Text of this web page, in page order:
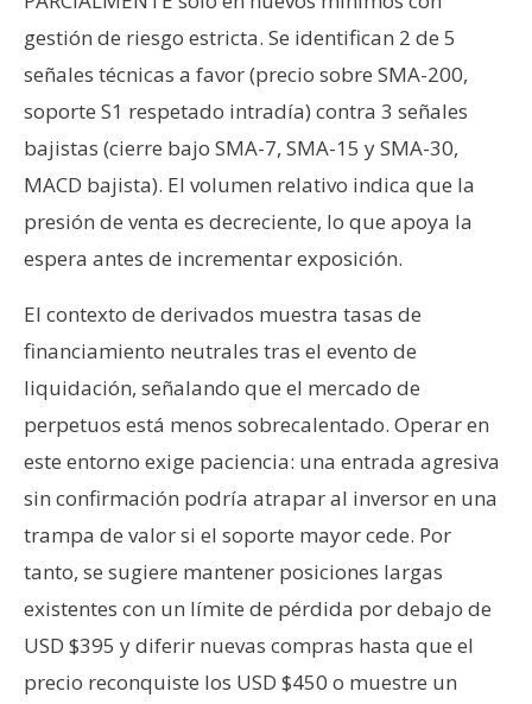
gestión de riesgo estricta. Se identifican 2 de 5
señales técnicas a favor (precio sobre SMA-200,
soporte S1 respetado intradía) contra 3 señales
bajistas (cierre bajo SMA-7, SMA-15 y SMA-30,
MACD bajista). El volumen relativo indica que la
presión de venta es decreciente, lo que apoya la
espera antes de incrementar exposición.
El contexto de derivados muestra tasas de
financiamiento neutrales tras el evento de
liquidación, señalando que el mercado de
perpetuos está menos sobrecalentado. Operar en
este entorno exige paciencia: una entrada agresiva
sin confirmación podría atrapar al inversor en una
trampa de valor si el soporte mayor cede. Por
tanto, se sugiere mantener posiciones largas
existentes con un límite de pérdida por debajo de
USD $395 y diferir nuevas compras hasta que el
precio reconquiste los USD $450 o muestre un